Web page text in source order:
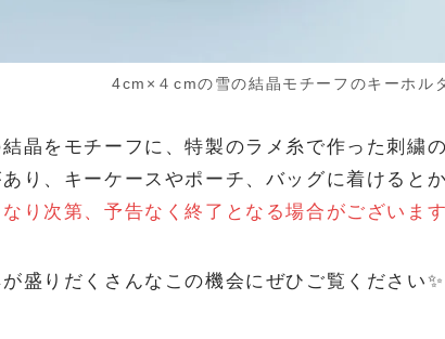
4cm×４cmの雪の結晶モチーフのキーホル
晶をモチーフに、特製のラメ糸で作った刺繍
り、キーケースやポーチ、バッグに着けると
り次第、予告なく終了となる場合がございま
盛りだくさんなこの機会にぜひご覧ください✨